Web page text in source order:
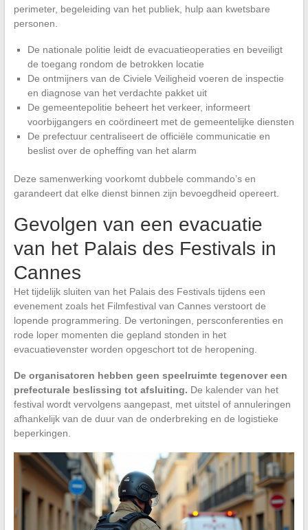
perimeter, begeleiding van het publiek, hulp aan kwetsbare
personen.
De nationale politie leidt de evacuatieoperaties en beveiligt
de toegang rondom de betrokken locatie
De ontmijners van de Civiele Veiligheid voeren de inspectie
en diagnose van het verdachte pakket uit
De gemeentepolitie beheert het verkeer, informeert
voorbijgangers en coördineert met de gemeentelijke diensten
De prefectuur centraliseert de officiële communicatie en
beslist over de opheffing van het alarm
Deze samenwerking voorkomt dubbele commando’s en
garandeert dat elke dienst binnen zijn bevoegdheid opereert.
Gevolgen van een evacuatie
van het Palais des Festivals in
Cannes
Het tijdelijk sluiten van het Palais des Festivals tijdens een
evenement zoals het Filmfestival van Cannes verstoort de
lopende programmering. De vertoningen, persconferenties en
rode loper momenten die gepland stonden in het
evacuatievenster worden opgeschort tot de heropening.
De organisatoren hebben geen speelruimte tegenover een
prefecturale beslissing tot afsluiting. De kalender van het
festival wordt vervolgens aangepast, met uitstel of annuleringen
afhankelijk van de duur van de onderbreking en de logistieke
beperkingen.